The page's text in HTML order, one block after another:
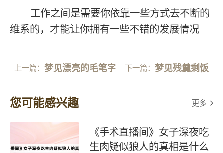
工作之间是需要你依靠一些方式去不断的
维系的，才能让你拥有一些不错的发展情况
上一篇：梦见漂亮的毛笔字 下一篇： 梦见残羹剩饭
您可能感兴趣 更多
《手术直播间》女子深夜吃
生肉疑似狼人的真相是什么